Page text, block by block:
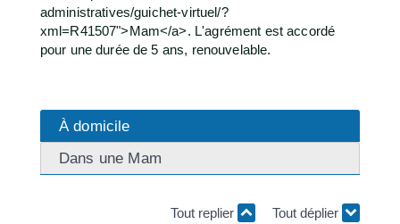
administratives/guichet-virtuel/?
xml=R41507">Mam</a>. L'agrément est accordé
pour une durée de 5 ans, renouvelable.
À domicile
Dans une Mam
Tout replier Tout déplier